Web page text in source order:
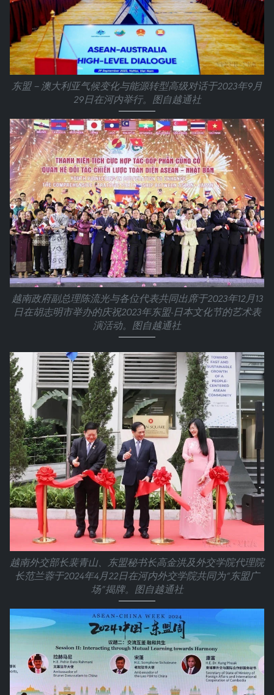
东盟－澳大利亚气候变化与能源转型高级对话于2023年9月
29日在河内举行。图自越通社
越南政府副总理陈流光与各位代表共同出席于2023年12月13
日在胡志明市举办的庆祝2023年东盟-日本文化节的艺术表
演活动。图自越通社
越南外交部长裴青山、东盟秘书长高金洪及外交学院代理院
长范兰蓉于2024年4月22日在河内外交学院共同为“东盟广
场”揭牌。图自越通社